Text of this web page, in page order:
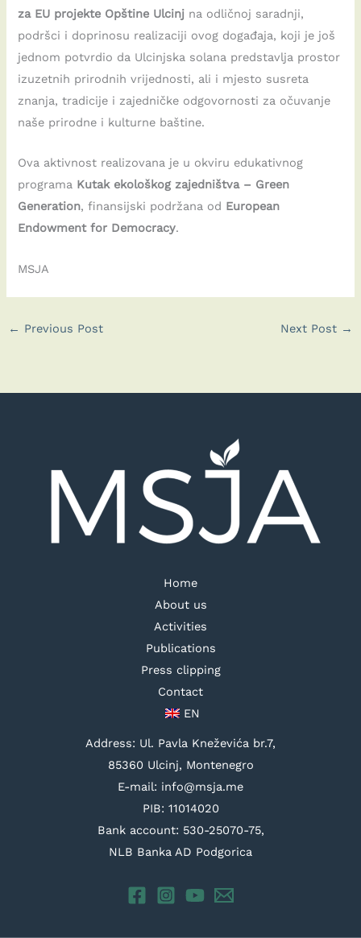
za EU projekte Opštine Ulcinj na odličnoj saradnji,
podršci i doprinosu realizaciji ovog događaja, koji je još
jednom potvrdio da Ulcinjska solana predstavlja prostor
izuzetnih prirodnih vrijednosti, ali i mjesto susreta
znanja, tradicije i zajedničke odgovornosti za očuvanje
naše prirodne i kulturne baštine.
Ova aktivnost realizovana je u okviru edukativnog
programa Kutak ekološkog zajedništva – Green
Generation, finansijski podržana od European
Endowment for Democracy.
MSJA
← Previous Post Next Post →
Home
About us
Activities
Publications
Press clipping
Contact
EN
Address: Ul. Pavla Kneževića br.7,
85360 Ulcinj, Montenegro
E-mail: info@msja.me
PIB: 11014020
Bank account: 530-25070-75,
NLB Banka AD Podgorica